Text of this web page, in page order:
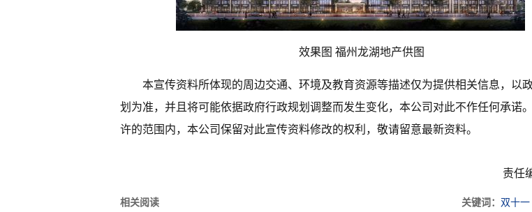
效果图 福州龙湖地产供图
本宣传资料所体现的周边交通、环境及教育资源等描述仅为提供相关信息，以
划为准，并且将可能依据政府行政规划调整而发生变化，本公司对此不作任何承诺
许的范围内，本公司保留对此宣传资料修改的权利，敬请留意最新资料。
责任
相关阅读 关键词： 双十一